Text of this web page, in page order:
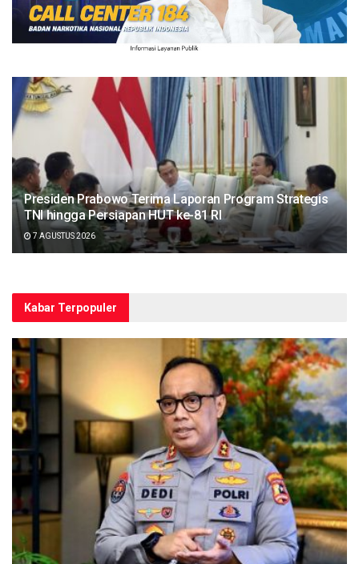
Presiden Prabowo Terima Laporan Program Strategis
TNI hingga Persiapan HUT ke-81 RI
7 AGUSTUS 2026
Kabar Terpopuler